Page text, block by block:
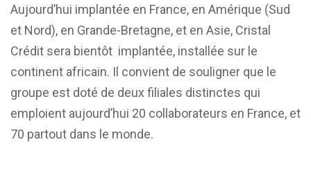
Aujourd’hui implantée en France, en Amérique (Sud
et Nord), en Grande-Bretagne, et en Asie, Cristal
Crédit sera bientôt implantée, installée sur le
continent africain. Il convient de souligner que le
groupe est doté de deux filiales distinctes qui
emploient aujourd’hui 20 collaborateurs en France, et
70 partout dans le monde.